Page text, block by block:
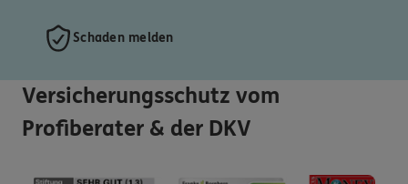
Schaden melden
Versicherungsschutz vom
Profiberater & der DKV